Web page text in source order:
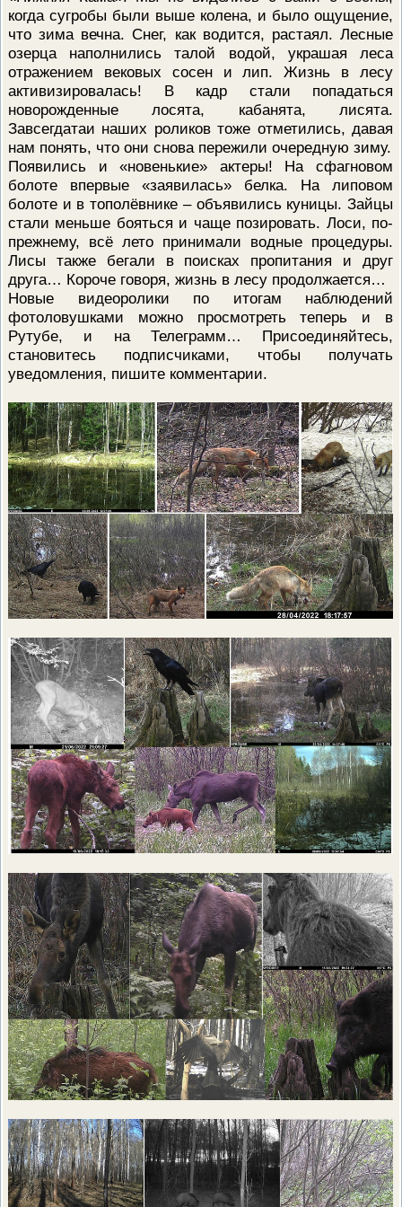
ПРОВЕРОЧНЫЙ ЛИСТ,
ПРИМЕНЯЕМЫЙ ПРИ
ОСУЩЕСТВЛЕНИИ
ГОСУДАРСТВЕННОГО
ОБЛАСТИ ОХРАНЫ И
ИСПОЛЬЗОВАНИЯ ООПТ
ФЕДЕРАЛЬНОГО ЗНАЧЕНИЯ
ПРОГРАММА ПРОФИЛАКТИКИ
РИСКОВ ПРИЧИНЕНИЯ
ПЛАН ПРОВЕДЕНИЯ
КОНТРОЛЬНЫХ
МЕРОПРИЯТИЙ
ИСЧЕРПЫВАЮЩИЙ
СВЕДЕНИЙ, КОТОРЫЕ МОГУТ
ЗАПРАШИВАТЬСЯ
(НАДЗОРНЫМ) ОРГАНОМ У
КОНТРОЛИРУЕМОГО ЛИЦА
когда сугробы были выше колена, и было ощущение,
что зима вечна. Снег, как водится, растаял. Лесные
озерца наполнились талой водой, украшая леса
отражением вековых сосен и лип. Жизнь в лесу
активизировалась! В кадр стали попадаться
новорожденные лосята, кабанята, лисята.
Завсегдатаи наших роликов тоже отметились, давая
нам понять, что они снова пережили очередную зиму.
Появились и «новенькие» актеры! На сфагновом
болоте впервые «заявилась» белка. На липовом
болоте и в тополёвнике – объявились куницы. Зайцы
стали меньше бояться и чаще позировать. Лоси, по-
прежнему, всё лето принимали водные процедуры.
Лисы также бегали в поисках пропитания и друг
друга… Короче говоря, жизнь в лесу продолжается…
Новые видеоролики по итогам наблюдений
фотоловушками можно просмотреть теперь и в
Рутубе, и на Телеграмм… Присоединяйтесь,
становитесь подписчиками, чтобы получать
уведомления, пишите комментарии.